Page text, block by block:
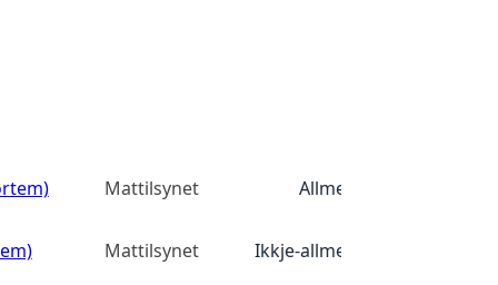
Mattilsynet Allmenn tilgang
Mattilsynet Ikkje-allmenn tilgang